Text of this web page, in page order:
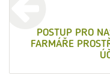
příspěvek
POSTUP PRO
FARMÁŘE